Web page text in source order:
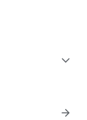
expand_more
arrow_forward